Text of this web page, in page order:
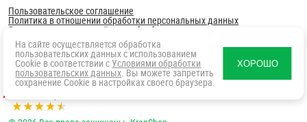
Пользовательское соглашение
Политика в отношении обработки персональных данных
Согласие посетителя сайта на обработку персональных данны
На сайте осуществляется обработка
пользовательских данных с использованием
Cookie в соответствии с Условиями обработки
пользовательских данных. Вы можете запретить
сохранение Cookie в настройках своего браузера.
ХОРОШО